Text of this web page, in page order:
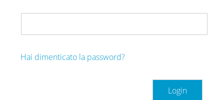
Hai dimenticato la password?